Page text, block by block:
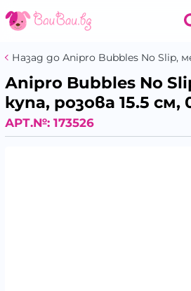
Назад до Аnipro Bubbles No Slip,
Аnipro Bubbles No
купа, розова 15.5 см,
АРТ.№: 173526